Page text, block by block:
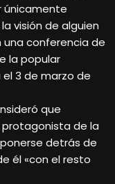
únicamente
visión de alguien
una conferencia de
la popular
el 3 de marzo de
que
de la
detrás de
él «con el resto